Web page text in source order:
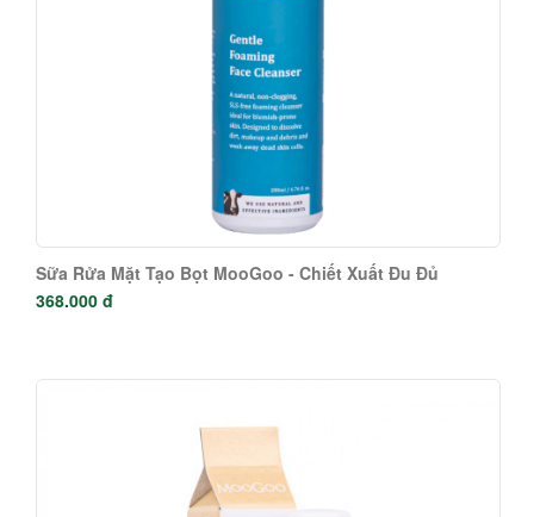
Sữa Rửa Mặt Tạo Bọt MooGoo - Chiết Xuất Đu Đủ
368.000 đ